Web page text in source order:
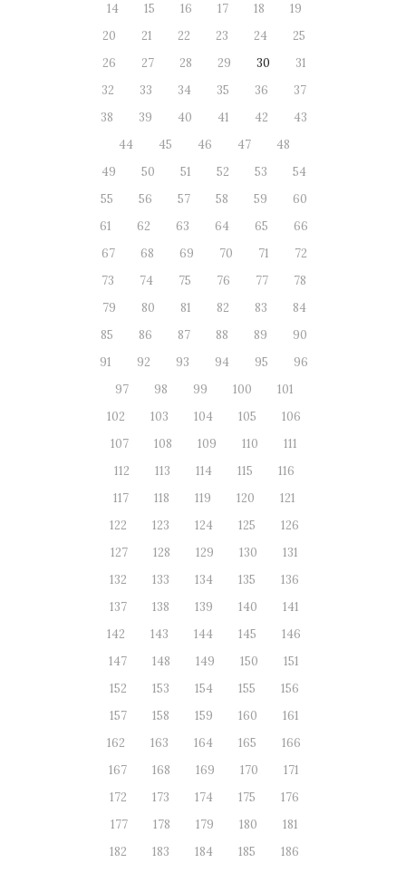
14
15 16 17 18
19
20
21 22 23 24
25
26
27 28 29 30
31
32
33 34 35 36
37
38
39 40 41 42
43
44
45 46 47
48
49
50 51 52 53
54
55
56 57 58 59
60
61
62 63 64 65
66
67
68 69 70 71
72
73
74 75 76 77
78
79
80 81 82 83
84
85
86 87 88 89
90
91
92 93 94 95
96
97
98 99 100
101
102
103 104 105
106
107
108 109 110
111
112
113 114 115
116
117
118 119 120
121
122
123 124 125
126
127
128 129 130
131
132
133 134 135
136
137
138 139 140
141
142
143 144 145
146
147
148 149 150
151
152
153 154 155
156
157
158 159 160
161
162
163 164 165
166
167
168 169 170
171
172
173 174 175
176
177
178 179 180
181
182
183 184 185
186